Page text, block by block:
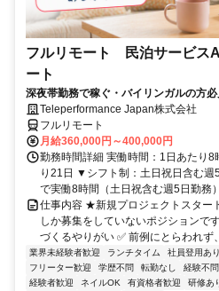
フルリモート 民泊サービス
ート
深夜帯勤務で稼ぐ・バイリンガルの方
Teleperformance Japan株式会社
フルリモート
月給360,000円～400,000円
勤務時間詳細 実働時間：1日あたり
り21日 ▼シフト制：土日祝日含む週
で実働8時間（土日祝含む週5日勤務
仕事内容 ★新規プロジェクトスター
しか募集をしていないポジションで
づくるやりがい ✅ 前例にとらわれず
業界未経験者歓迎 ランチタイム 社員登用あり
フリーター歓迎
学歴不問 転勤なし 経験不問
経験者歓迎
ネイルOK 有資格者歓迎 研修あ